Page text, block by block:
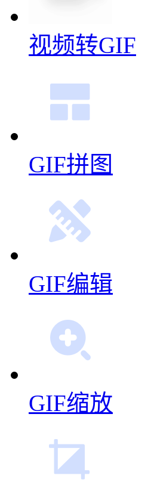
视频转GIF
GIF拼图
GIF编辑
GIF缩放